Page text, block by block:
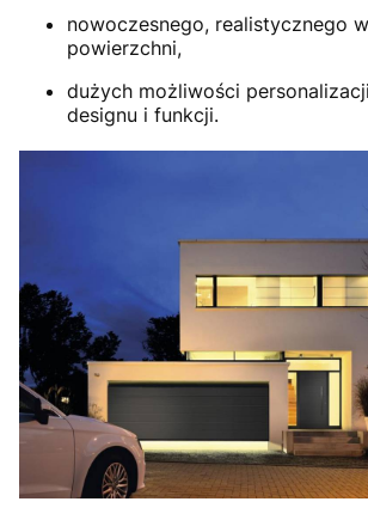
nowoczesnego, realistycznego
powierzchni,
dużych możliwości
designu i funkcji.